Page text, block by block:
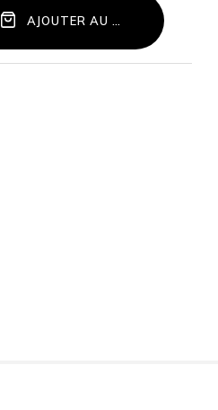
AJOUTER AU PANIER